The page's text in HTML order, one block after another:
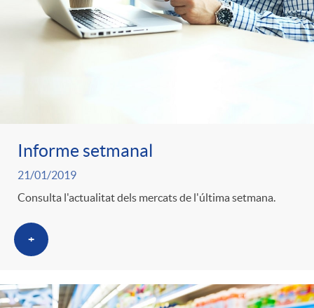
Informe setmanal
21/01/2019
Consulta l'actualitat dels mercats de l'última setmana.
+